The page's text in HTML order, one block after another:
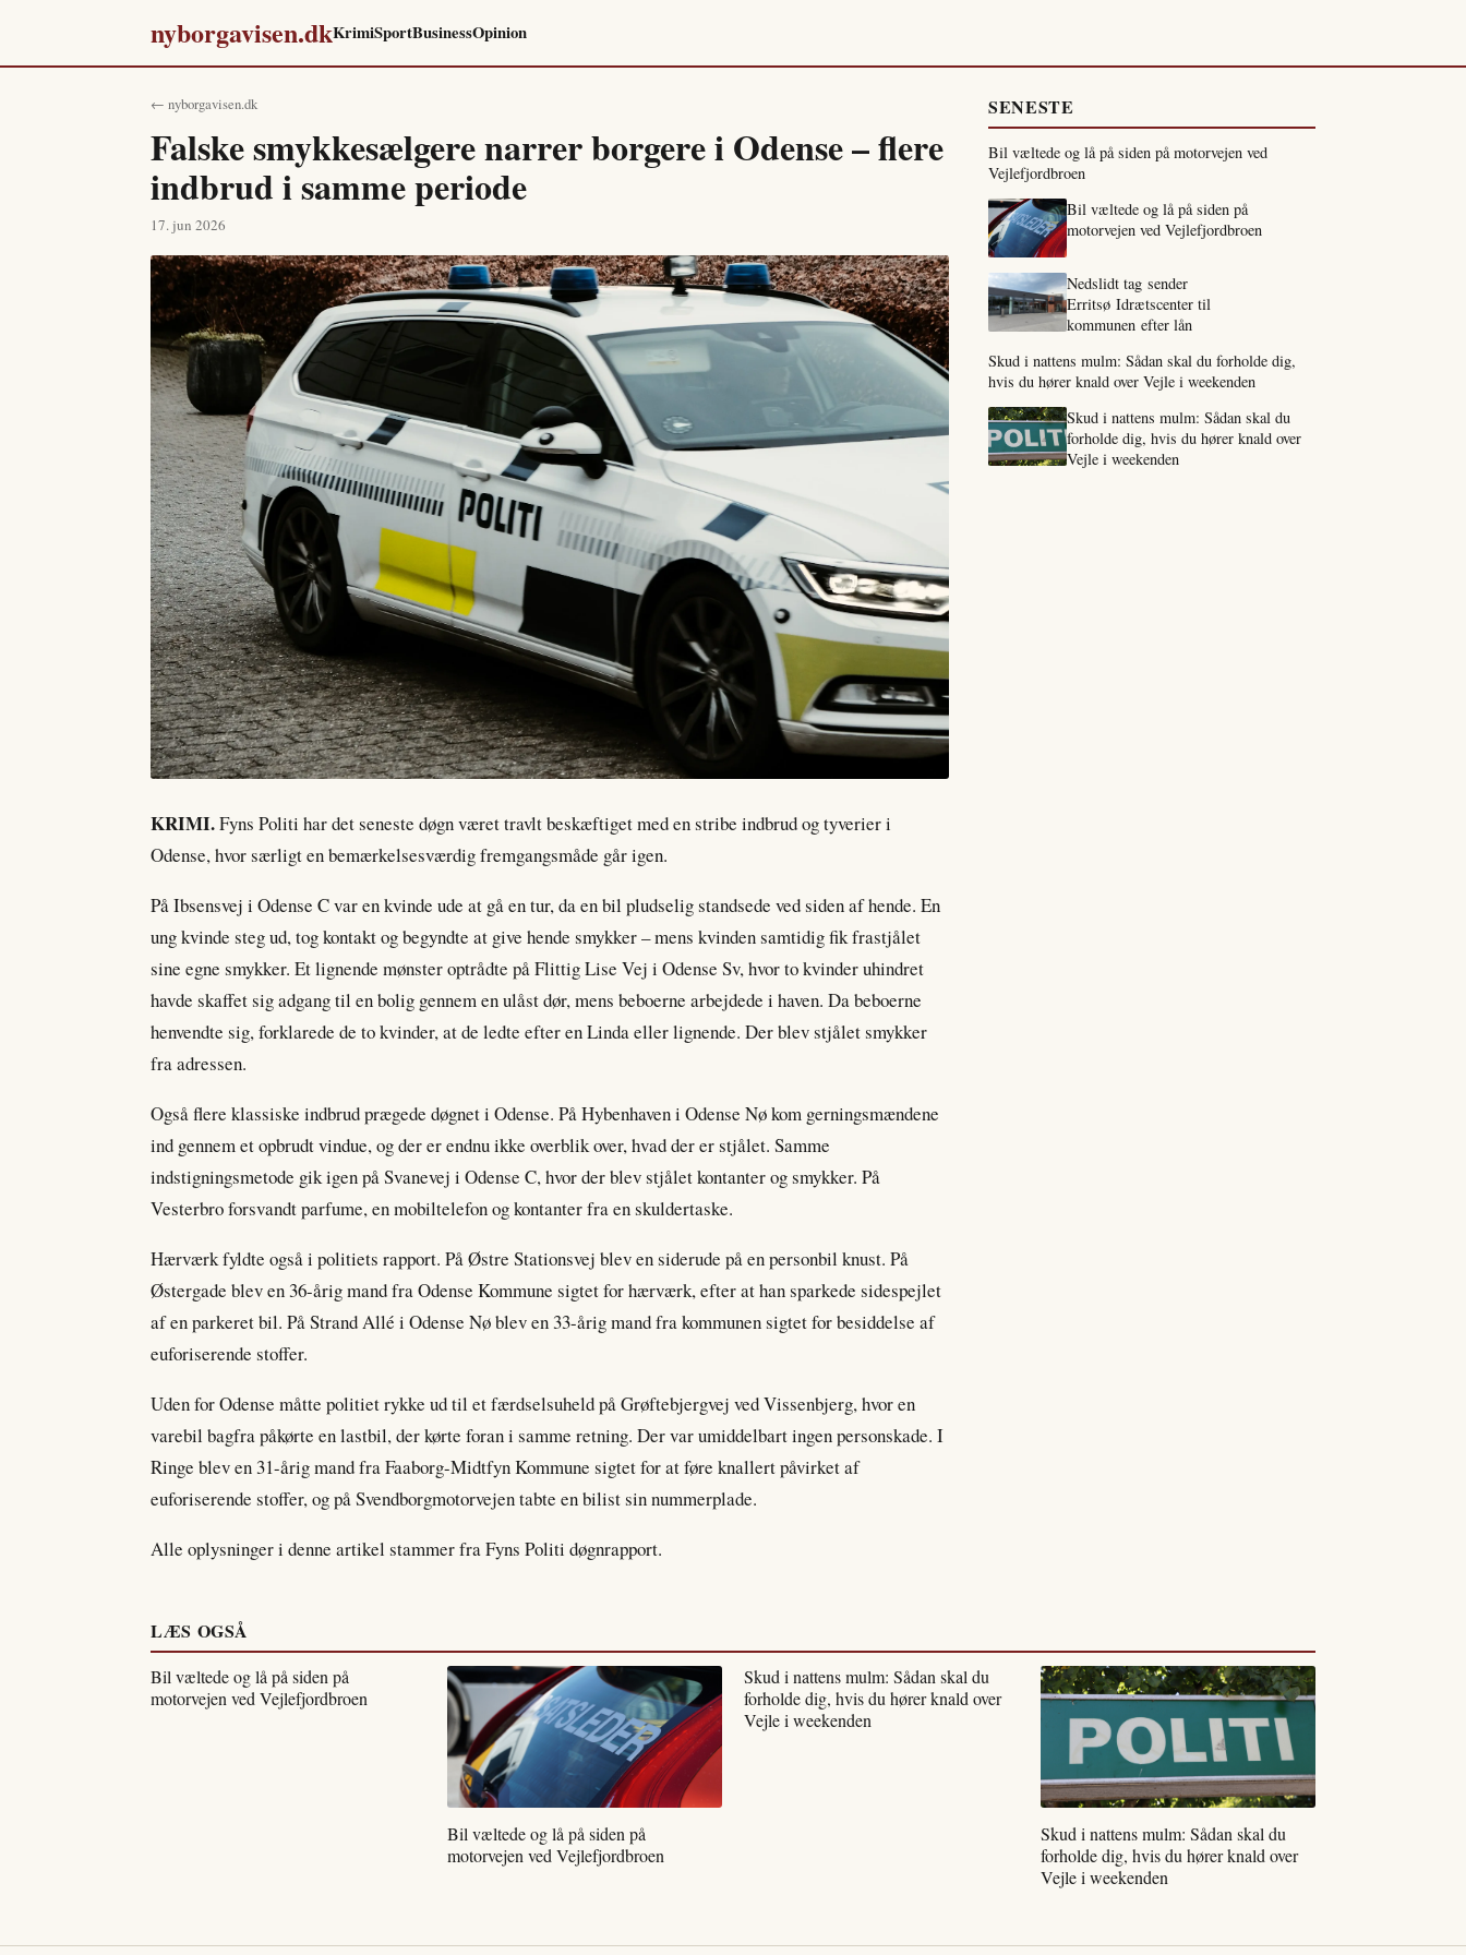
nyborgavisen.dkKrimiSportBusinessOpinion
← nyborgavisen.dk
Falske smykkesælgere narrer borgere i Odense – flere
indbrud i samme periode
17. jun 2026
KRIMI.Fyns Politi har det seneste døgn været travlt beskæftiget med en stribe indbrud og tyverier i
Odense, hvor særligt en bemærkelsesværdig fremgangsmåde går igen.
På Ibsensvej i Odense C var en kvinde ude at gå en tur, da en bil pludselig standsede ved siden af hende. En
ung kvinde steg ud, tog kontakt og begyndte at give hende smykker – mens kvinden samtidig fik frastjålet
sine egne smykker. Et lignende mønster optrådte på Flittig Lise Vej i Odense Sv, hvor to kvinder uhindret
havde skaffet sig adgang til en bolig gennem en ulåst dør, mens beboerne arbejdede i haven. Da beboerne
henvendte sig, forklarede de to kvinder, at de ledte efter en Linda eller lignende. Der blev stjålet smykker
fra adressen.
Også flere klassiske indbrud prægede døgnet i Odense. På Hybenhaven i Odense Nø kom gerningsmændene
ind gennem et opbrudt vindue, og der er endnu ikke overblik over, hvad der er stjålet. Samme
indstigningsmetode gik igen på Svanevej i Odense C, hvor der blev stjålet kontanter og smykker. På
Vesterbro forsvandt parfume, en mobiltelefon og kontanter fra en skuldertaske.
Hærværk fyldte også i politiets rapport. På Østre Stationsvej blev en siderude på en personbil knust. På
Østergade blev en 36-årig mand fra Odense Kommune sigtet for hærværk, efter at han sparkede sidespejlet
af en parkeret bil. På Strand Allé i Odense Nø blev en 33-årig mand fra kommunen sigtet for besiddelse af
euforiserende stoffer.
Uden for Odense måtte politiet rykke ud til et færdselsuheld på Grøftebjergvej ved Vissenbjerg, hvor en
varebil bagfra påkørte en lastbil, der kørte foran i samme retning. Der var umiddelbart ingen personskade. I
Ringe blev en 31-årig mand fra Faaborg-Midtfyn Kommune sigtet for at føre knallert påvirket af
euforiserende stoffer, og på Svendborgmotorvejen tabte en bilist sin nummerplade.
Alle oplysninger i denne artikel stammer fra Fyns Politi døgnrapport.
SENESTE
Bil væltede og lå på siden på motorvejen ved
Vejlefjordbroen
Bil væltede og lå på siden på
motorvejen ved Vejlefjordbroen
Nedslidt tag sender
Erritsø Idrætscenter til
kommunen efter lån
Skud i nattens mulm: Sådan skal du forholde dig,
hvis du hører knald over Vejle i weekenden
Skud i nattens mulm: Sådan skal du
forholde dig, hvis du hører knald over
Vejle i weekenden
LÆS OGSÅ
Bil væltede og lå på siden på
motorvejen ved Vejlefjordbroen
Bil væltede og lå på siden på
motorvejen ved Vejlefjordbroen
Skud i nattens mulm: Sådan skal du
forholde dig, hvis du hører knald over
Vejle i weekenden
Skud i nattens mulm: Sådan skal du
forholde dig, hvis du hører knald over
Vejle i weekenden